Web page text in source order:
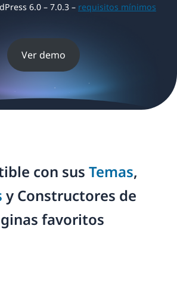
6.0 – 7.0.3 – requisitos mínimos
Ver demo
con sus Temas,
y Constructores de
favoritos